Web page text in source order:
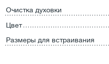
Очистка духовки
Цвет
Размеры для встраивания